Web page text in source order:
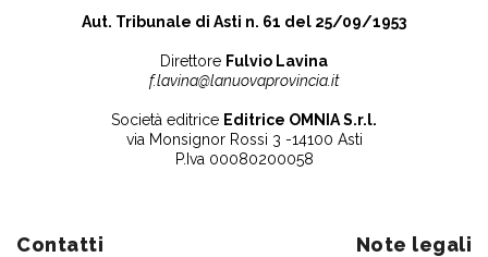
Aut. Tribunale di Asti n. 61 del 25/09/1953
Direttore Fulvio Lavina
f.lavina@lanuovaprovincia.it
Società editrice Editrice OMNIA S.r.l.
via Monsignor Rossi 3 -14100 Asti
P.Iva 00080200058
Contatti Note legali